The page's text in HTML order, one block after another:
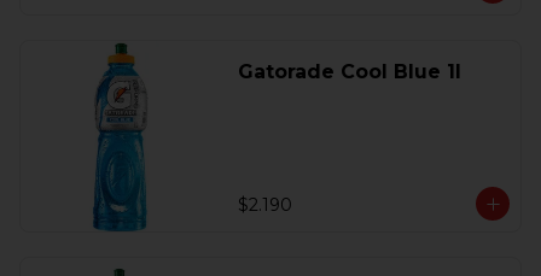
Gatorade Cool Blue 1l
$2.190